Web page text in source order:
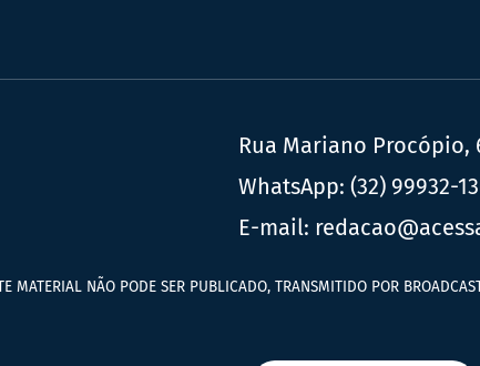
Rua Mariano
WhatsApp: (32) 99932-
E-mail:
MATERIAL NÃO PODE SER PUBLICADO, TRANSMITIDO POR